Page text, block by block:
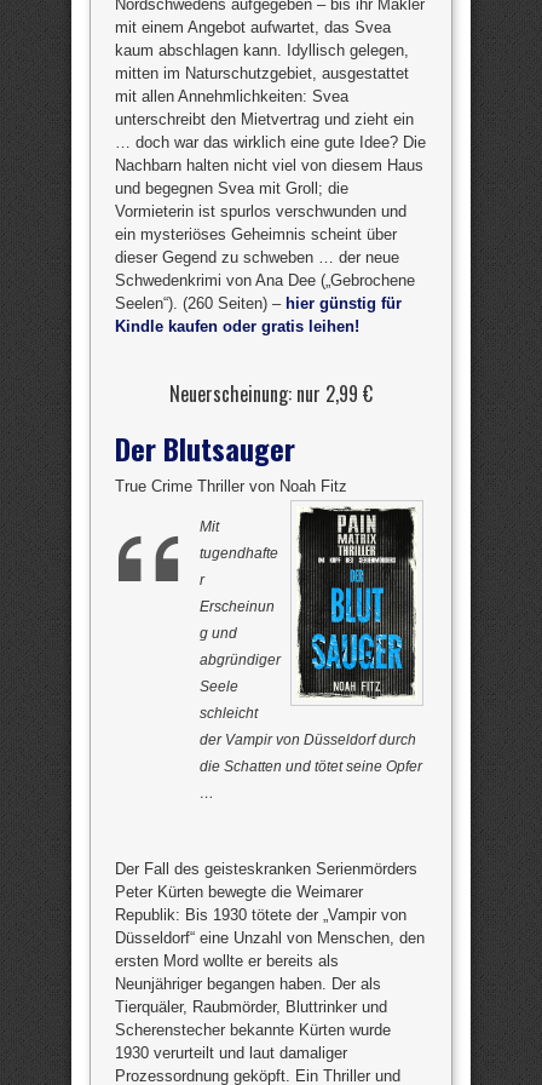
Nordschwedens aufgegeben – bis ihr Makler
mit einem Angebot aufwartet, das Svea
kaum abschlagen kann. Idyllisch gelegen,
mitten im Naturschutzgebiet, ausgestattet
mit allen Annehmlichkeiten: Svea
unterschreibt den Mietvertrag und zieht ein
… doch war das wirklich eine gute Idee? Die
Nachbarn halten nicht viel von diesem Haus
und begegnen Svea mit Groll; die
Vormieterin ist spurlos verschwunden und
ein mysteriöses Geheimnis scheint über
dieser Gegend zu schweben … der neue
Schwedenkrimi von Ana Dee („Gebrochene
Seelen“). (260 Seiten) – hier günstig für
Kindle kaufen oder gratis leihen!
Neuerscheinung: nur 2,99 €
Der Blutsauger
True Crime Thriller von Noah Fitz
Mit
tugendhafte
r
Erscheinun
g und
abgründiger
Seele
schleicht
der Vampir von Düsseldorf durch
die Schatten und tötet seine Opfer
…
Der Fall des geisteskranken Serienmörders
Peter Kürten bewegte die Weimarer
Republik: Bis 1930 tötete der „Vampir von
Düsseldorf“ eine Unzahl von Menschen, den
ersten Mord wollte er bereits als
Neunjähriger begangen haben. Der als
Tierquäler, Raubmörder, Bluttrinker und
Scherenstecher bekannte Kürten wurde
1930 verurteilt und laut damaliger
Prozessordnung geköpft. Ein Thriller und